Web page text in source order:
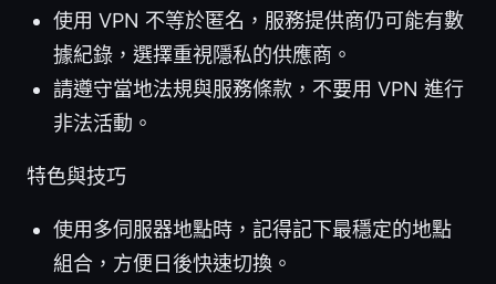
使用 VPN 不等於匿名，服務提供商仍可能有數
據紀錄，選擇重視隱私的供應商。
請遵守當地法規與服務條款，不要用 VPN 進行
非法活動。
特色與技巧
使用多伺服器地點時，記得記下最穩定的地點
組合，方便日後快速切換。